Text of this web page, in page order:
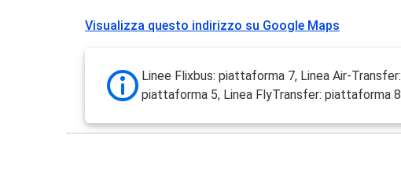
Visualizza questo indirizzo su Google Maps
Linee Flixbus: piattaforma 7, Linea Air-Transfer:
piattaforma 5, Linea FlyTransfer: piattaforma 8